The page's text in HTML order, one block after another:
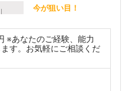
今が狙い目！
※あなたのご経験、能力
す。お気軽にご相談くだ